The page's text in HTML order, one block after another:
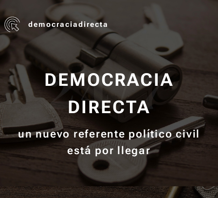
democraciadirecta
DEMOCRACIA
DIRECTA
un nuevo referente político civil
está por llegar